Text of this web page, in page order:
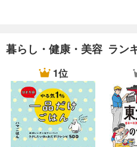
暮らし・健康・美容 ラン
1位